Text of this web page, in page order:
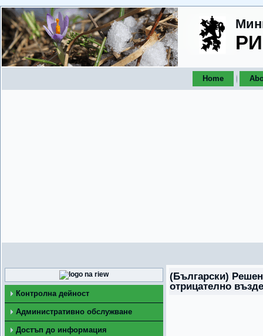
Home
Контролна дейност
Административно обслужване
Достъп до информация
(Български)
отрицателно